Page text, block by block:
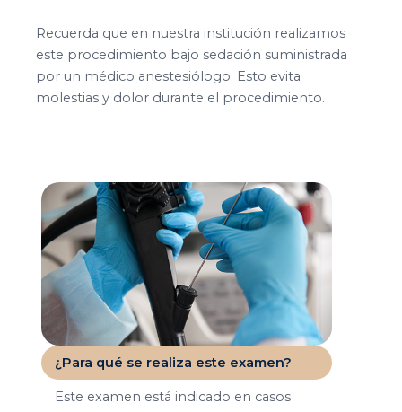
Recuerda que en nuestra institución realizamos
este procedimiento bajo sedación suministrada
por un médico anestesiólogo. Esto evita
molestias y dolor durante el procedimiento.
¿Para qué se realiza este examen?
Este examen está indicado en casos